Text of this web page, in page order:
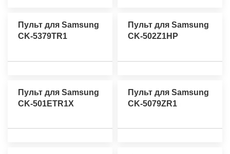
Пульт для Samsung
CK-5379TR1
Пульт для Samsung
CK-502Z1HP
Пульт для Samsung
CK-501ETR1X
Пульт для Samsung
CK-5079ZR1